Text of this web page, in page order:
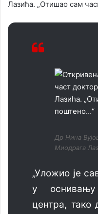
Др Нина
Миодрага
„Уложио је
у оснивању
центра,